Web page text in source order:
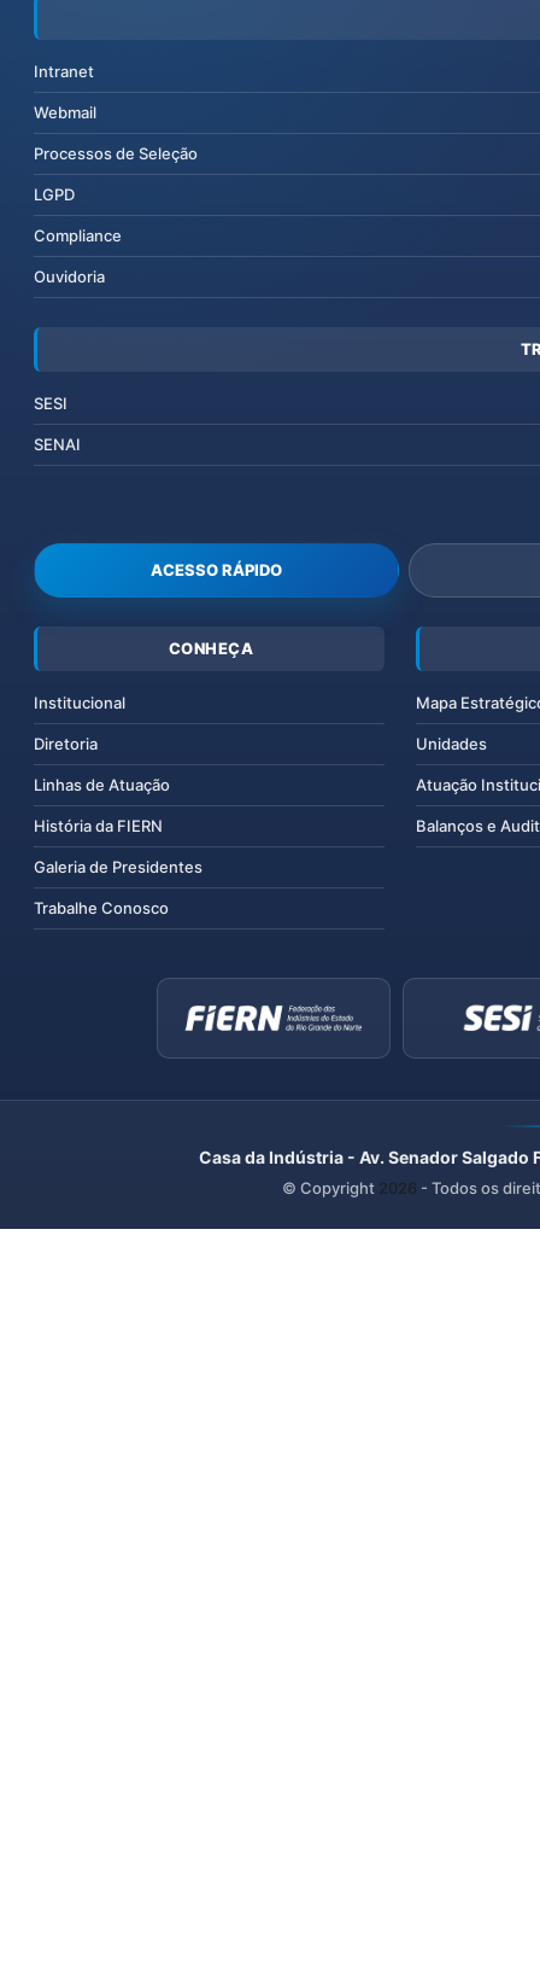
Intranet
Webmail
Processos de Seleção
LGPD
Compliance
Ouvidoria
SESI
SENAI
ACESSO RÁPIDO
CONHEÇA
Institucional
Diretoria
Linhas de Atuação
História da FIERN
Galeria de Presidentes
Trabalhe Conosco
Mapa
Unidades
Atuação
Balanços e
Casa da Indústria - Av. Senador
© Copyright 2026 - Todos os